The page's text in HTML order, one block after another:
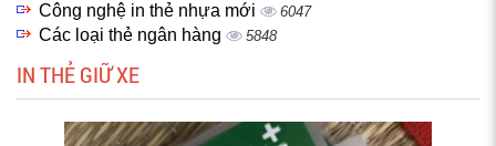
Công nghệ in thẻ nhựa mới 6047
Các loại thẻ ngân hàng 5848
IN THẺ GIỮ XE